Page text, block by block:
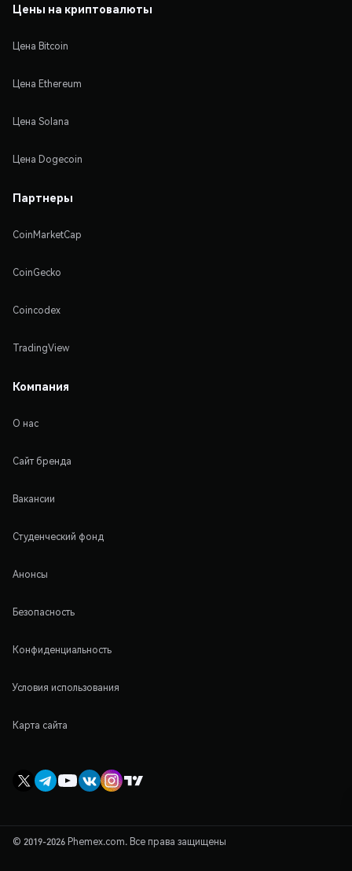
Цены на криптовалюты
Цена Bitcoin
Цена Ethereum
Цена Solana
Цена Dogecoin
Партнеры
CoinMarketCap
CoinGecko
Coincodex
TradingView
Компания
О нас
Сайт бренда
Вакансии
Студенческий фонд
Анонсы
Безопасность
Конфиденциальность
Условия использования
Карта сайта
© 2019-2026 Phemex.com. Все права защищены